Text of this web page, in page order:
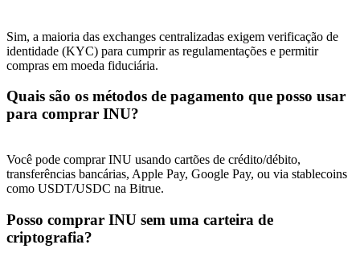
Share 500000 CASHCAT prize pool
Exclusive for BitMart Users
Trade Gold & Silver · 33,333 USDT Bonus
Sim, a maioria das exchanges centralizadas exigem verificação de
identidade (KYC) para cumprir as regulamentações e permitir
compras em moeda fiduciária.
Quais são os métodos de pagamento que posso usar
para comprar INU?
Você pode comprar INU usando cartões de crédito/débito,
transferências bancárias, Apple Pay, Google Pay, ou via stablecoins
como USDT/USDC na Bitrue.
Posso comprar INU sem uma carteira de
criptografia?